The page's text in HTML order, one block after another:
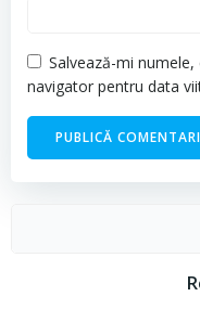
Salvează-mi
navigator pentru data